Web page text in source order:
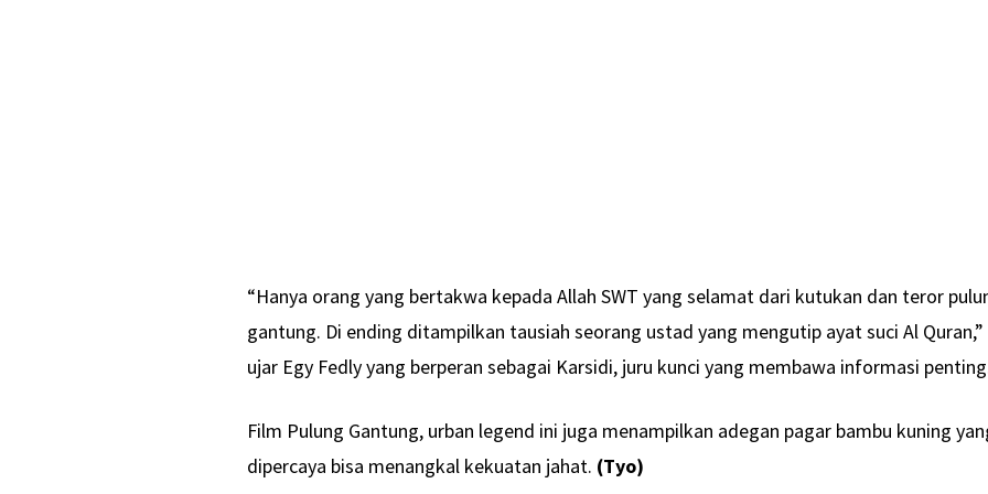
“Hanya orang yang bertakwa kepada Allah SWT yang selamat dari kutukan dan teror
gantung. Di ending ditampilkan tausiah seorang ustad yang mengutip ayat suci Al Quran,”
ujar Egy Fedly yang berperan sebagai Karsidi, juru kunci yang membawa informasi
Film Pulung Gantung, urban legend ini juga menampilkan adegan pagar bambu kuning
dipercaya bisa menangkal kekuatan jahat. (Tyo)